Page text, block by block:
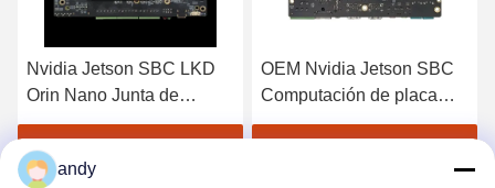
OEM Nvidia Jetson SBC
Computación de placa
única Orin Nano 8GB
4GB40TOPS 20TOPS
MIPI CSI Ubuntu LKD
Orin NX Jetson Nano
SBC Orin Computadora
andy